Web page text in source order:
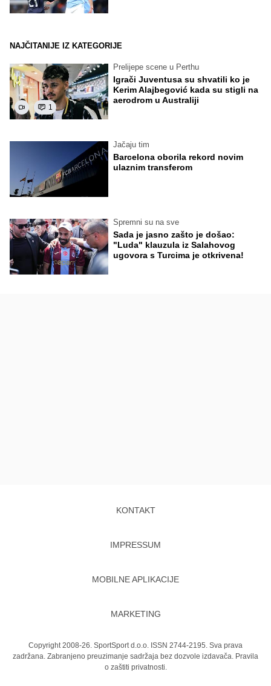
NAJČITANIJE IZ KATEGORIJE
1
Prelijepe scene u Perthu
Igrači Juventusa su shvatili ko je
Kerim Alajbegović kada su stigli na
aerodrom u Australiji
Jačaju tim
Barcelona oborila rekord novim
ulaznim transferom
Spremni su na sve
Sada je jasno zašto je došao:
"Luda" klauzula iz Salahovog
ugovora s Turcima je otkrivena!
KONTAKT
IMPRESSUM
MOBILNE APLIKACIJE
MARKETING
Copyright 2008-26. SportSport d.o.o. ISSN 2744-2195. Sva prava
zadržana. Zabranjeno preuzimanje sadržaja bez dozvole izdavača. Pravila
o zaštiti privatnosti.